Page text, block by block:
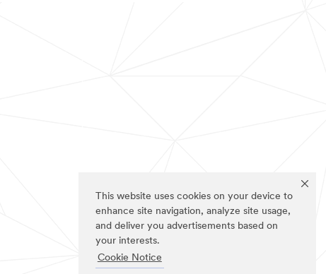
This website uses cookies on your device to
enhance site navigation, analyze site usage,
and deliver you advertisements based on
your interests.
Cookie Notice